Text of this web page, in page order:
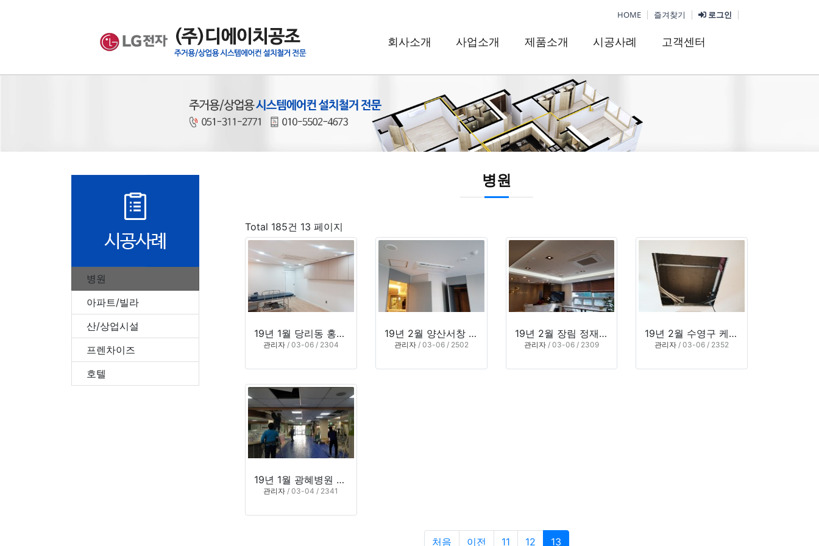
HOME 즐겨찾기 로그인
회사소개 사업소개 제품소개 시공사례 고객센터
병원
아파트/빌라
산/상업시설
프렌차이즈
호텔
병원
Total 185건 13 페이지
19년 1월 당리동 홍인내과
관리자/ 03-06 / 2304
19년 2월 양산서창 통증의학과
관리자/ 03-06 / 2502
19년 2월 장림 정재용 치과
관리자/ 03-06 / 2309
19년 2월 수영구 케이피부과입니다
관리자 / 03-06 / 2352
19년 1월 광혜병원 1층 설치
관리자 / 03-04 / 2341
처음 이전 11 12 13